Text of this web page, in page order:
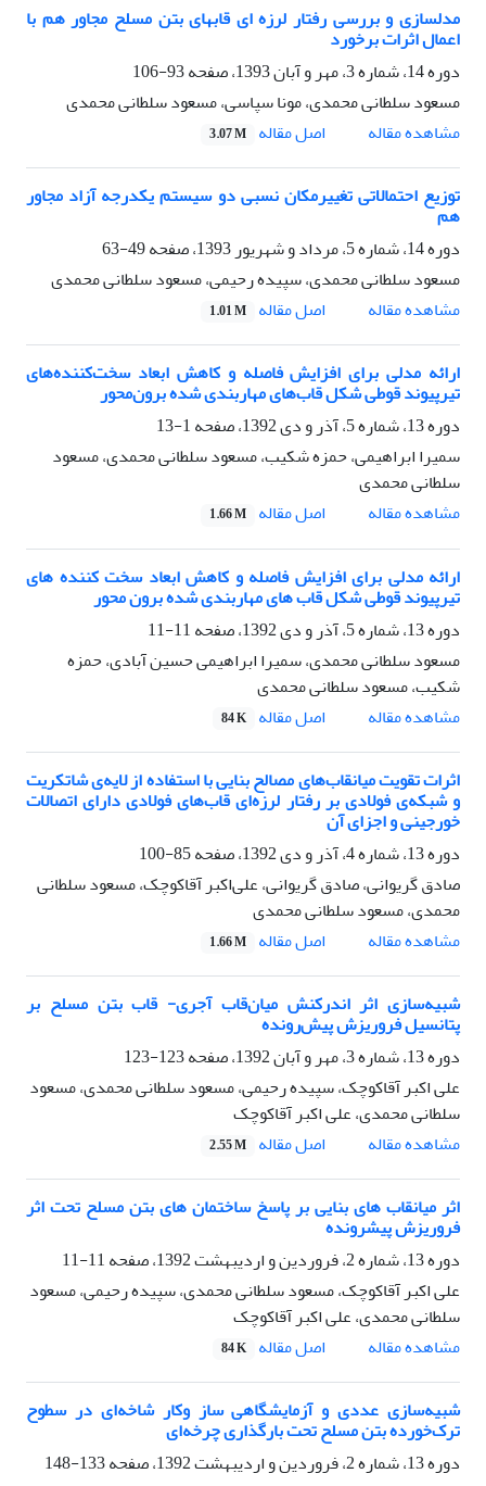
مدلسازی و بررسی رفتار لرزه ای قابهای بتن مسلح مجاور هم با
اعمال اثرات برخورد
دوره 14، شماره 3، مهر و آبان 1393، صفحه
93-106
مسعود سلطانی محمدی، مونا سپاسی، مسعود سلطانی محمدی
مشاهده مقاله
اصل مقاله 3.07 M
توزیع احتمالاتی تغییرمکان نسبی دو سیستم یکدرجه آزاد مجاور
هم
دوره 14، شماره 5، مرداد و شهریور 1393، صفحه
49-63
مسعود سلطانی محمدی، سپیده رحیمی، مسعود سلطانی محمدی
مشاهده مقاله
اصل مقاله 1.01 M
ارائه مدلی برای افزایش فاصله و کاهش ابعاد سخت‌کننده‌های
تیرپیوند قوطی شکل قاب‌های مهاربندی شده برون‌محور
دوره 13، شماره 5، آذر و دی 1392، صفحه
1-13
سمیرا ابراهیمی، حمزه شکیب، مسعود سلطانی محمدی، مسعود
سلطانی محمدی
مشاهده مقاله
اصل مقاله 1.66 M
ارائه مدلی برای افزایش فاصله و کاهش ابعاد سخت کننده های
تیرپیوند قوطی شکل قاب های مهاربندی شده برون محور
دوره 13، شماره 5، آذر و دی 1392، صفحه
11-11
مسعود سلطانی محمدی، سمیرا ابراهیمی حسین آبادی، حمزه
شکیب، مسعود سلطانی محمدی
مشاهده مقاله
اصل مقاله 84 K
اثرات تقویت میانقاب‌های مصالح بنایی با استفاده از لایه‌ی شاتکریت
و شبکه‌ی فولادی بر رفتار لرزه‌ای قاب‌های فولادی دارای اتصالات
خورجینی و اجزای آن
دوره 13، شماره 4، آذر و دی 1392، صفحه
85-100
صادق گریوانی، صادق گریوانی، علی‌اکبر آقاکوچک، مسعود سلطانی
محمدی، مسعود سلطانی محمدی
مشاهده مقاله
اصل مقاله 1.66 M
شبیه‌سازی اثر اندرکنش میان‌قاب آجری- قاب بتن مسلح بر
پتانسیل فروریزش پیش‌رونده
دوره 13، شماره 3، مهر و آبان 1392، صفحه
123-123
علی اکبر آقاکوچک، سپیده رحیمی، مسعود سلطانی محمدی، مسعود
سلطانی محمدی، علی اکبر آقاکوچک
مشاهده مقاله
اصل مقاله 2.55 M
اثر میانقاب های بنایی بر پاسخ ساختمان های بتن مسلح تحت اثر
فروریزش پیشرونده
دوره 13، شماره 2، فروردین و اردیبهشت 1392، صفحه
11-11
علی اکبر آقاکوچک، مسعود سلطانی محمدی، سپیده رحیمی، مسعود
سلطانی محمدی، علی اکبر آقاکوچک
مشاهده مقاله
اصل مقاله 84 K
شبیه‌سازی عددی و آزمایشگاهی ساز وکار شاخه‌ای در سطوح
ترک‌خورده بتن مسلح تحت بارگذاری چرخه‌ای
دوره 13، شماره 2، فروردین و اردیبهشت 1392، صفحه
133-148